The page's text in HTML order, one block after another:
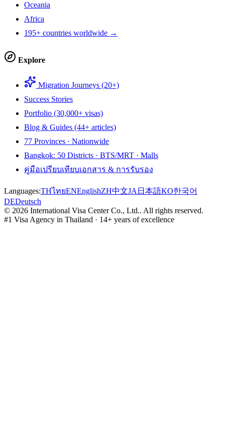
Oceania
Africa
195+ countries worldwide →
Explore
Migration Journeys (20+)
Success Stories
Portfolio (30,000+ visas)
Blog & Guides (44+ articles)
77 Provinces · Nationwide
Bangkok: 50 Districts · BTS/MRT · Malls
คู่มือเปรียบเทียบเอกสาร & การรับรอง
Languages:THไทยENEnglishZH中文JA 日本語KO한국어
DEDeutsch
© 2026 International Visa Center Co., Ltd.. All rights reserved.
#1 Visa Agency in Thailand · 14+ years of excellence